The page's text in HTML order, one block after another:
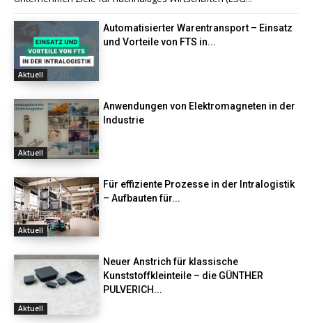
Aktuell
Automatisierter Warentransport – Einsatz
und Vorteile von FTS in...
Aktuell
Anwendungen von Elektromagneten in der
Industrie
Aktuell
Für effiziente Prozesse in der Intralogistik
– Aufbauten für...
Aktuell
Neuer Anstrich für klassische
Kunststoffkleinteile – die GÜNTHER
PULVERICH...